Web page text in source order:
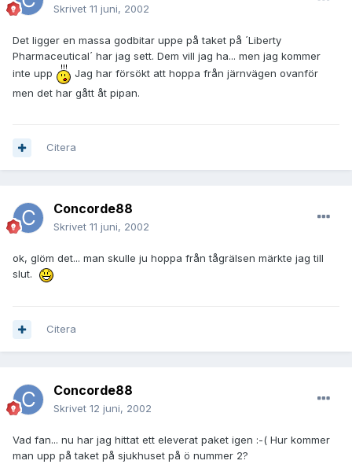
Skrivet 11 juni, 2002
Det ligger en massa godbitar uppe på taket på ´Liberty
Pharmaceutical´ har jag sett. Dem vill jag ha... men jag kommer
inte upp
Jag har försökt att hoppa från järnvägen ovanför
men det har gått åt pipan.
Citera
Concorde88
Skrivet 11 juni, 2002
ok, glöm det... man skulle ju hoppa från tågrälsen märkte jag till
slut.
Citera
Concorde88
Skrivet 12 juni, 2002
Vad fan... nu har jag hittat ett eleverat paket igen :-( Hur kommer
man upp på taket på sjukhuset på ö nummer 2?